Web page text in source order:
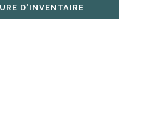
D'INVENTAIRE